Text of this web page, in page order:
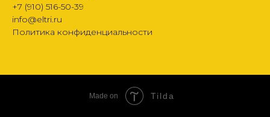
+7 (910) 516-50-39
info@eltri.ru
Политика конфиденциальности
Made on Tilda